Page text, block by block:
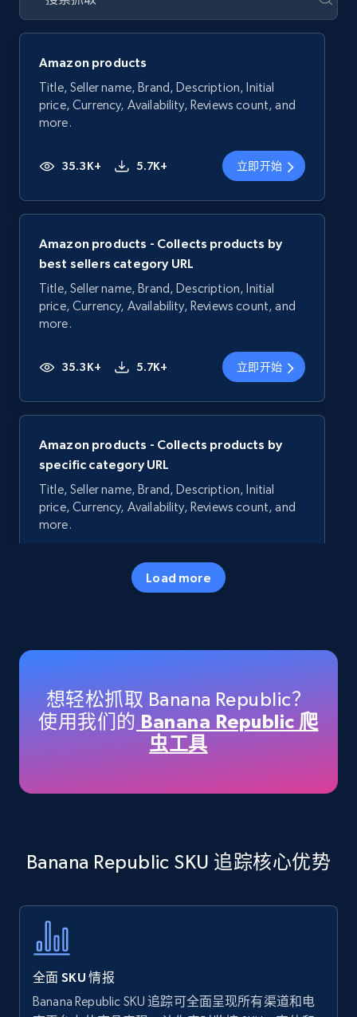
Amazon products
Title, Seller name, Brand, Description, Initial
price, Currency, Availability, Reviews count, and
more.
35.3K+ 5.7K+ 立即开始
Amazon products - Collects products by
best sellers category URL
Title, Seller name, Brand, Description, Initial
price, Currency, Availability, Reviews count, and
more.
35.3K+ 5.7K+ 立即开始
Amazon products - Collects products by
specific category URL
Title, Seller name, Brand, Description, Initial
price, Currency, Availability, Reviews count, and
more.
5.7K+
Title, Seller name, Brand, Description, Initial
price, Currency, Availability, Reviews count, and
more.
upc numbers
price, Currency, Availability, Reviews count, and
more.
35.3K+
Load more
想轻松抓取 Banana Republic？
使用我们的 Banana Republic 爬
虫工具
Banana Republic SKU 追踪核心优势
全面 SKU 情报
Banana Republic SKU 追踪可全面呈现所有渠道和电